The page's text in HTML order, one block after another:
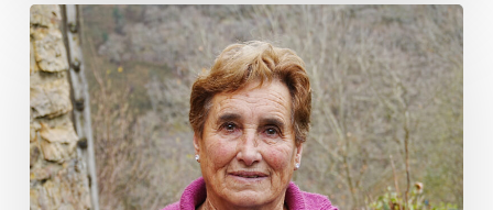
María
del
Carmen
Ibáñez
Díaz